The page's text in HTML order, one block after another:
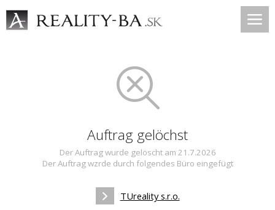
Auftrag gelöchst
Der Auftrag wurde gelöscht am 21.7.2026
Der Auftrag wzrde durch folgendes Büro eingefügt
TUreality s.r.o.